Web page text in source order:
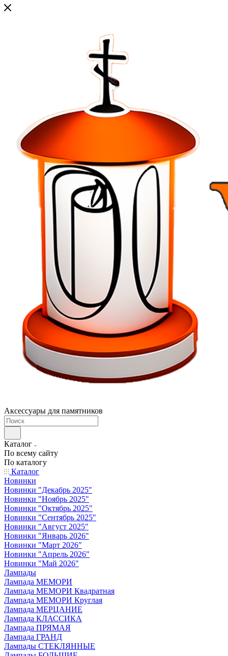
Аксессуары для памятников
Каталог
По всему сайту
По каталогу
Каталог
Новинки
Новинки "Декабрь 2025"
Новинки "Ноябрь 2025"
Новинки "Октябрь 2025"
Новинки "Сентябрь 2025"
Новинки "Август 2025"
Новинки "Январь 2026"
Новинки "Март 2026"
Новинки "Апрель 2026"
Новинки "Май 2026"
Лампады
Лампада МЕМОРИ
Лампада МЕМОРИ Квадратная
Лампада МЕМОРИ Круглая
Лампада МЕРЦАНИЕ
Лампада КЛАССИКА
Лампада ПРЯМАЯ
Лампада ГРАНД
Лампады СТЕКЛЯННЫЕ